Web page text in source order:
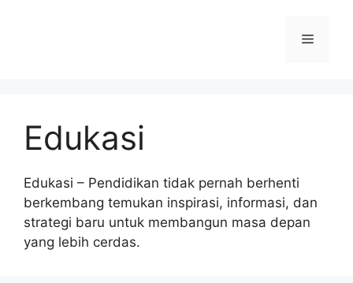
Menu
Edukasi
Edukasi – Pendidikan tidak pernah berhenti
berkembang temukan inspirasi, informasi, dan
strategi baru untuk membangun masa depan
yang lebih cerdas.